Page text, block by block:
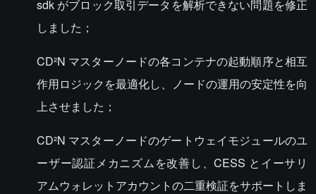
sdk がブロック取引データを解析できない問題を修正
しました；
CD²N マスターノードの各コンテナの起動順序と相互
作用ロジックを最適化し、ノードの運用の安定性を向
上させました；
CD²N マスターノードのゲートウェイモジュールのユ
ーザー認証メカニズムを改善し、CESS とイーサリ
アムウォレットアカウントの二重検証をサポートしま